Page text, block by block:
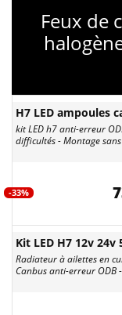
Feux de
H7 LED ampoules
kit LED h7 anti-erreur
difficultés - Montage
-33%
Kit LED H7 12v 24v
Radiateur à ailettes en
Canbus anti-erreur ODB